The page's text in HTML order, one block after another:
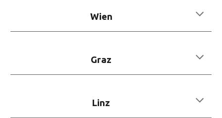
Wien
Graz
Linz